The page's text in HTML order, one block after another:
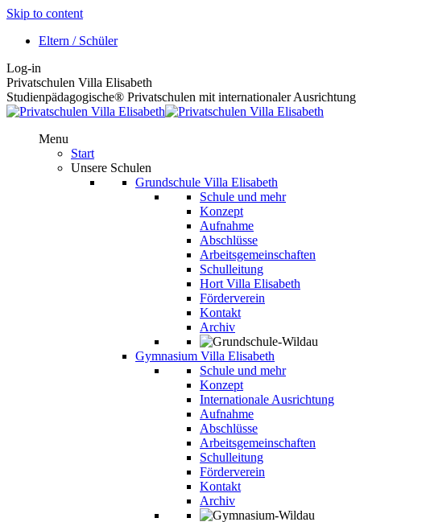
Skip to content
Eltern / Schüler
Log-in
Privatschulen Villa Elisabeth
Studienpädagogische® Privatschulen mit internationaler Ausrichtung
Menu
Start
Unsere Schulen
Grundschule Villa Elisabeth
Schule und mehr
Konzept
Aufnahme
Abschlüsse
Arbeitsgemeinschaften
Schulleitung
Hort Villa Elisabeth
Förderverein
Kontakt
Archiv
Gymnasium Villa Elisabeth
Schule und mehr
Konzept
Internationale Ausrichtung
Aufnahme
Abschlüsse
Arbeitsgemeinschaften
Schulleitung
Förderverein
Kontakt
Archiv